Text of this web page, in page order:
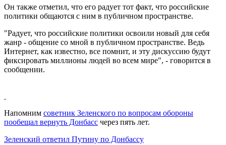
Он также отметил, что его радует тот факт, что российские
политики общаются с ним в публичном пространстве.
"Радует, что российские политики освоили новый для себя
жанр - общение со мной в публичном пространстве. Ведь
Интернет, как известно, все помнит, и эту дискуссию будут
фиксировать миллионы людей во всем мире", - говорится в
сообщении.
Напомним советник Зеленского по вопросам обороны
пообещал вернуть Донбасс через пять лет.
Зеленский ответил Путину по Донбассу